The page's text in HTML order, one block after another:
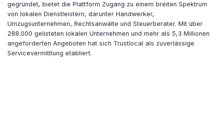
gegründet, bietet die Plattform Zugang zu einem breiten Spektrum
von lokalen Dienstleistern, darunter Handwerker,
Umzugsunternehmen, Rechtsanwälte und Steuerberater. Mit über
288.000 gelisteten lokalen Unternehmen und mehr als 5,3 Millionen
angeforderten Angeboten hat sich Trustlocal als zuverlässige
Servicevermittlung etabliert.